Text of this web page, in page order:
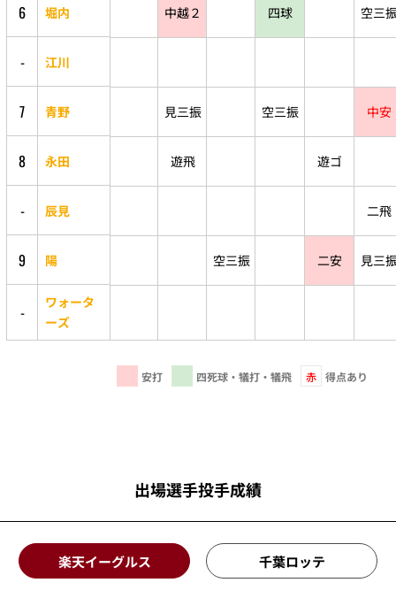
6 堀内 中越２ 四球 空三
- 江川
7 青野 見三振 空三振 中安
8 永田 遊飛 遊ゴ
- 辰見 二飛
9 陽 空三振 二安 見三
-
ワォータ
ーズ
安打 四死球・犠打・犠飛 赤 得点あり
出場選手投手成績
楽天イーグルス 千葉ロッテ